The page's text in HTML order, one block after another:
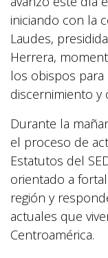
iniciando con la
Laudes,
Herrera,
los obispos
discernimiento y
Durante la
el proceso de
Estatutos del
orientado a
región y
actuales que
Centroamérica.